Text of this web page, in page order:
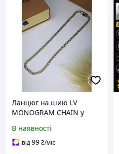
Ланцюг на шию LV
MONOGRAM CHAIN у
В наявності
від99₴/міс